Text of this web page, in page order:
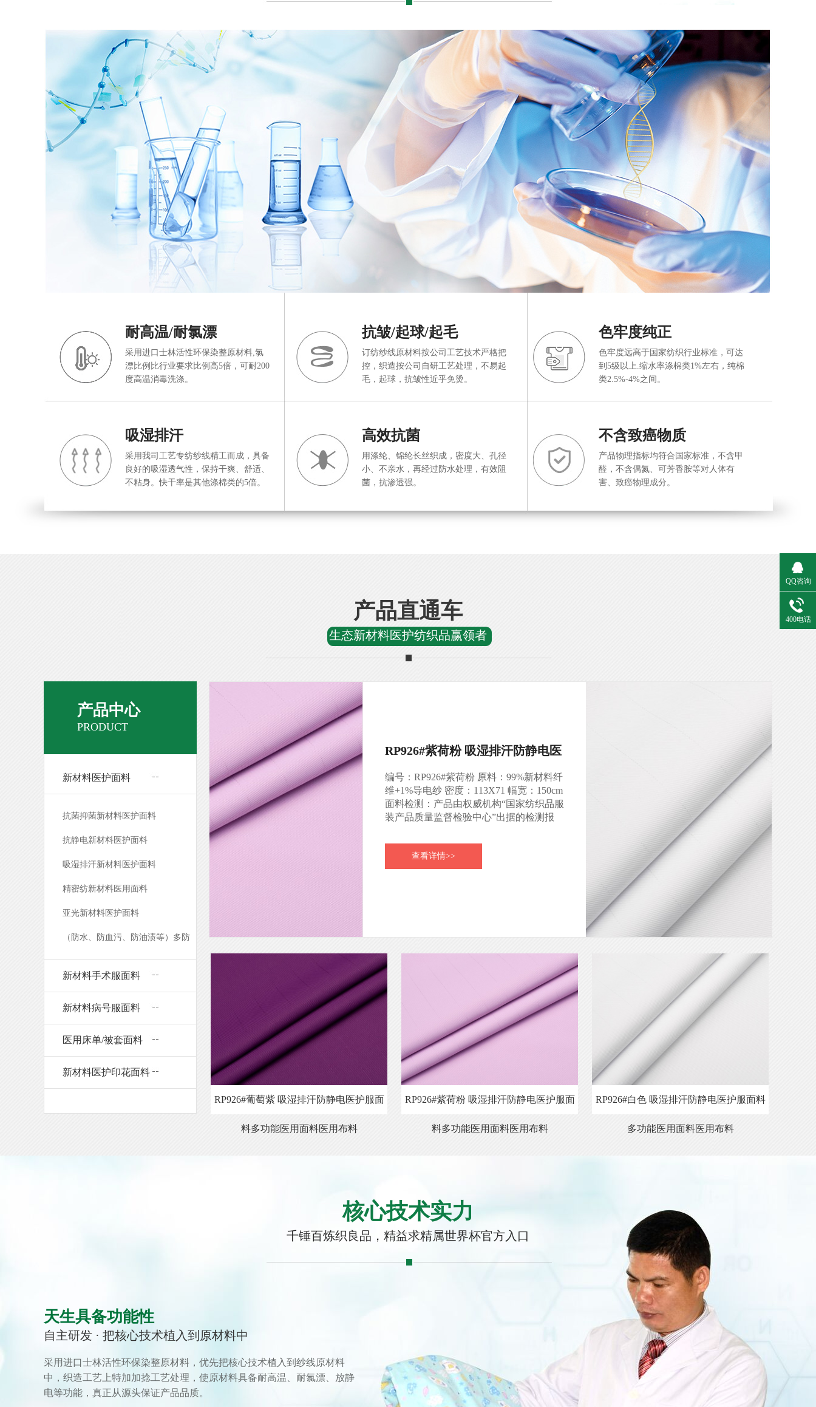
耐高温/耐氯漂
采用进口士林活性环保染整原材料,氯
漂比例比行业要求比例高5倍，可耐200
度高温消毒洗涤。
抗皱/起球/起毛
订纺纱线原材料按公司工艺技术严格把
控，织造按公司自研工艺处理，不易起
毛，起球，抗皱性近乎免烫。
色牢度纯正
色牢度远高于国家纺织行业标准，可达
到5级以上.缩水率涤棉类1%左右，纯棉
类2.5%-4%之间。
吸湿排汗
采用我司工艺专纺纱线精工而成，具备
良好的吸湿透气性，保持干爽、舒适、
不粘身。快干率是其他涤棉类的5倍。
高效抗菌
用涤纶、锦纶长丝织成，密度大、孔径
小、不亲水，再经过防水处理，有效阻
菌，抗渗透强。
不含致癌物质
产品物理指标均符合国家标准，不含甲
醛，不含偶氮、可芳香胺等对人体有
害、致癌物理成分。
产品直通车
生态新材料医护纺织品赢领者
产品中心
PRODUCT
新材料医护面料
抗菌抑菌新材料医护面料
抗静电新材料医护面料
吸湿排汗新材料医护面料
精密纺新材料医用面料
亚光新材料医护面料
（防水、防血污、防油渍等）多防
新材料医用面料
新材料手术服面料
新材料病号服面料
医用床单/被套面料
新材料医护印花面料
护服面料多功能医用面料医用布料
编号：RP926#紫荷粉 原料：99%新材料纤
装产品质量监督检验中心”出据的检测报
服面料多功能医用面料医用布料
编号：RP926#白色 原料：99%新材料纤维
+1%导电纱 密度：113X71 幅宽：150cm 面
料检测：产品由权威机构“国家纺织品服装
产品质量监督检验中心”出据的检测报告，
各项物理指标均高于国标和......
查看详情>>
RP926#葡萄紫 吸湿排汗防静电医护服面
料多功能医用面料医用布料
RP926#紫荷粉 吸湿排汗防静电医护服面
料多功能医用面料医用布料
RP926#白色 吸湿排汗防静电医护服面料
多功能医用面料医用布料
核心技术实力
千锤百炼织良品，精益求精属世界杯官方入口
天生具备功能性
自主研发 · 把核心技术植入到原材料中
采用进口士林活性环保染整原材料，优先把核心技术植入到纱线原材料
中，织造工艺上特加加捻工艺处理，使原材料具备耐高温、耐氯漂、放静
电等功能，真正从源头保证产品品质。
QQ咨询
400电话